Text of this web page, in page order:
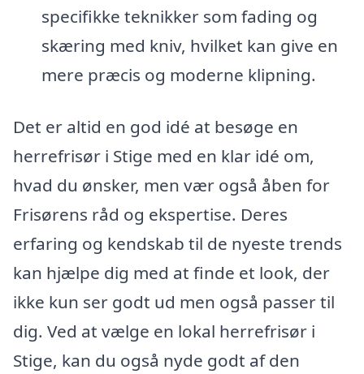
specifikke teknikker som fading og
skæring med kniv, hvilket kan give en
mere præcis og moderne klipning.
Det er altid en god idé at besøge en
herrefrisør i Stige med en klar idé om,
hvad du ønsker, men vær også åben for
Frisørens råd og ekspertise. Deres
erfaring og kendskab til de nyeste trends
kan hjælpe dig med at finde et look, der
ikke kun ser godt ud men også passer til
dig. Ved at vælge en lokal herrefrisør i
Stige, kan du også nyde godt af den